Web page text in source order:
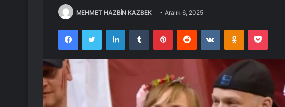
MEHMET HAZBİN KAZBEK Aralık 6, 2025
FacebookTwitter LinkedInTumblr PinterestReddit VKontakteOdnoklassniki
Pocket